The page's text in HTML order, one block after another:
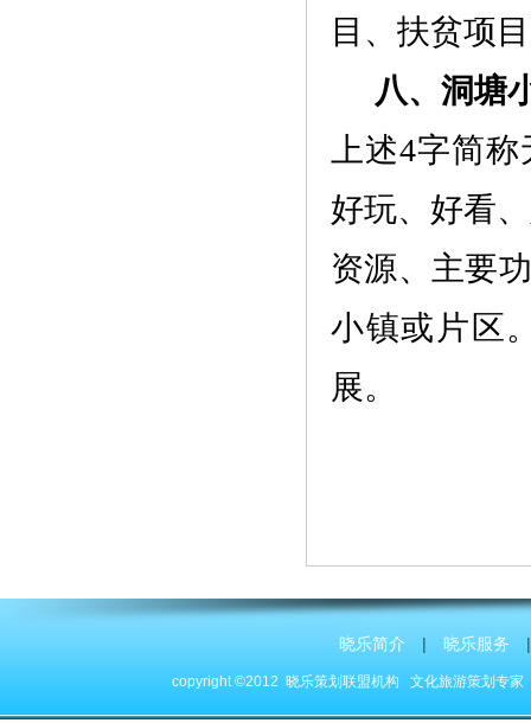
目、扶贫项
八、洞塘
上述4字简称
好玩、好看
资源、主要
小镇或片区
展。
晓乐简介 | 晓乐服务 |
copyright ©2012 晓乐策划联盟机构 文化旅游策划专家